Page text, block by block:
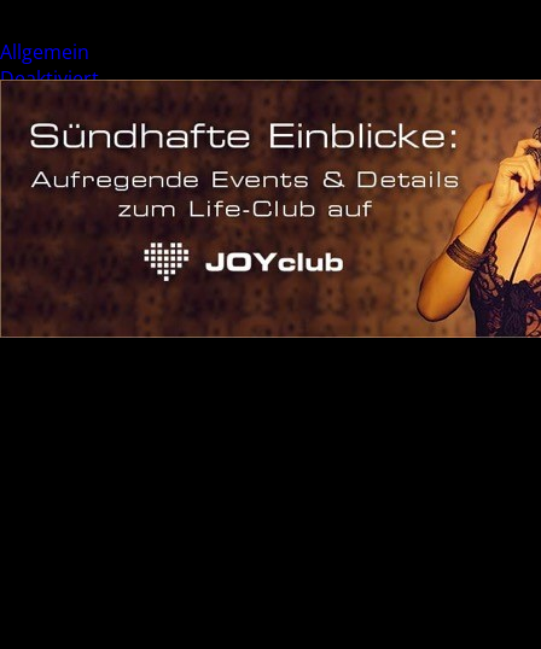
Allgemein
Deaktiviert
Event
Sonderevent
Meta
Anmelden
Eintrags-Feed
Kommentar-Feed
WordPress.org